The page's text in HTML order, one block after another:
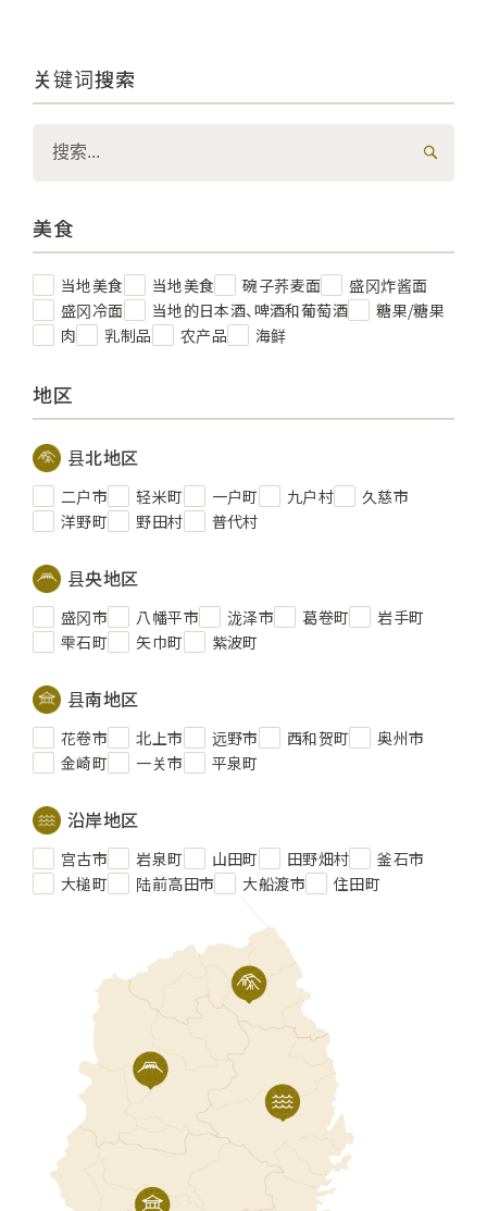
关键词搜索
美食
当地美食 当地美食 碗子荞麦面
盛冈炸酱面
盛冈冷面
当地的日本酒、啤酒和葡萄酒
糖果/糖果
肉
乳制品 农产品 海鲜
地区
县北地区
二户市 轻米町 一户町 九户村
久慈市
洋野町
野田村 普代村
县央地区
盛冈市 八幡平市 泷泽市 葛卷町
岩手町
雫石町
矢巾町 紫波町
县南地区
花卷市 北上市 远野市 西和贺町
奥州市
金崎町
一关市 平泉町
沿岸地区
宫古市 岩泉町 山田町 田野畑村
釜石市
大槌町
陆前高田市 大船渡市 住田町